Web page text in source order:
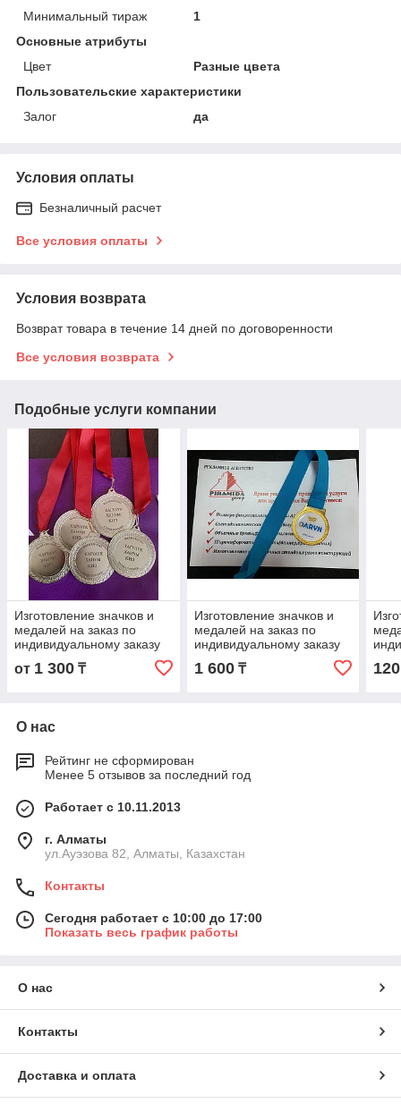
Минимальный тираж
1
Основные атрибуты
Цвет
Разные цвета
Пользовательские характеристики
Залог
да
Условия оплаты
Безналичный расчет
Все условия оплаты
Условия возврата
Возврат товара в течение 14 дней по договоренности
Все условия возврата
Подобные услуги компании
Изготовление значков и
медалей на заказ по
индивидуальному заказу
от 1 300 ₸
Изготовление значков и
медалей на заказ по
индивидуальному заказу
1 600₸ 120
О нас
Рейтинг не сформирован
Менее 5 отзывов за последний год
Работает с 10.11.2013
г. Алматы
ул.Ауэзова 82, Алматы, Казахстан
Контакты
Сегодня работает с 10:00 до 17:00
Показать весь график работы
О нас
Контакты
Доставка и оплата